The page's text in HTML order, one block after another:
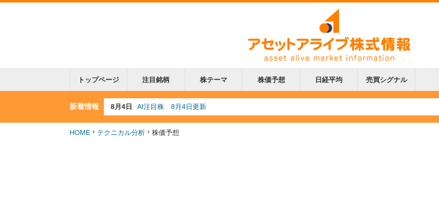
トップページ 注目銘柄 株テーマ 株価予想 日経平均 売買シグナル
新着情報 8月3日
人気業種注目株 8月3日更新
8月2日
金融注目株 8月2日更新
7月10日
半導体注目株 7月10日更新
HOME テクニカル分析 株価予想